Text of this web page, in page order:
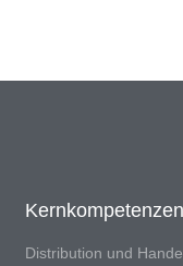
Kernkompetenzen
Distribution und